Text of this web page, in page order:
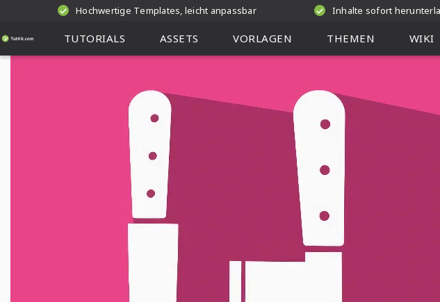
Hochwertige Templates, leicht anpassbar Inhalte sofort
TUTORIALS ASSETS VORLAGEN THEMEN WIKI